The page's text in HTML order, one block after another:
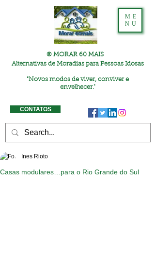
® MORAR 60 MAIS
Alternativas de Moradias para Pessoas Idosas
"Novos modos de viver, conviver e
envelhecer."
ME
NU
CONTATOS
Casas modulares…para o Rio Grande do Sul
Ines Rioto